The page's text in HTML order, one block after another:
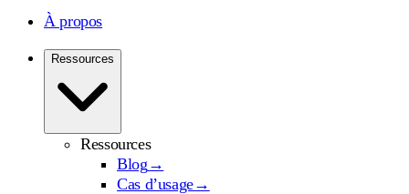
À propos
Ressources
Ressources
Blog →
Cas d’usage→